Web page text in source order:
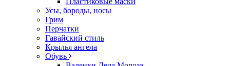
Усы, бороды, носы
Грим
Перчатки
Гавайский стиль
Крылья ангела
Обувь